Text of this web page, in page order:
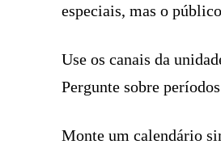
especiais, mas o
Use os canais da
Pergunte sobre
Monte um calendário